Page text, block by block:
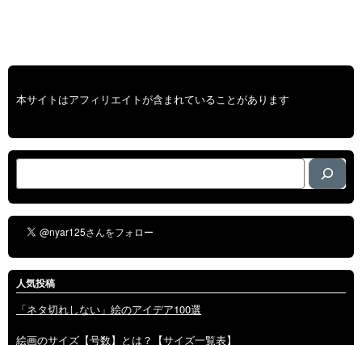
本サイトはアフィリエイトが含まれていることがあります
検
人気投稿
「ネタ切れしない」絵のアイデア100選
絵画のサイズ【号数】とは？【サイズ一覧表】